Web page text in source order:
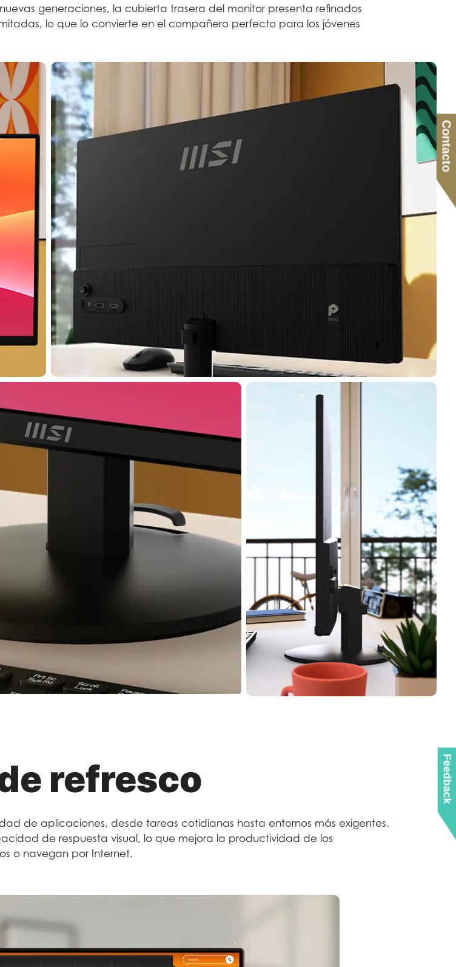
generaciones, la cubierta trasera del monitor presenta refinados
lo que lo convierte en el compañero perfecto para los jóvenes
refresco
de aplicaciones, desde tareas cotidianas hasta entornos más exigentes.
de respuesta visual, lo que mejora la productividad de los
o navegan por Internet.
Contacto
Feedback